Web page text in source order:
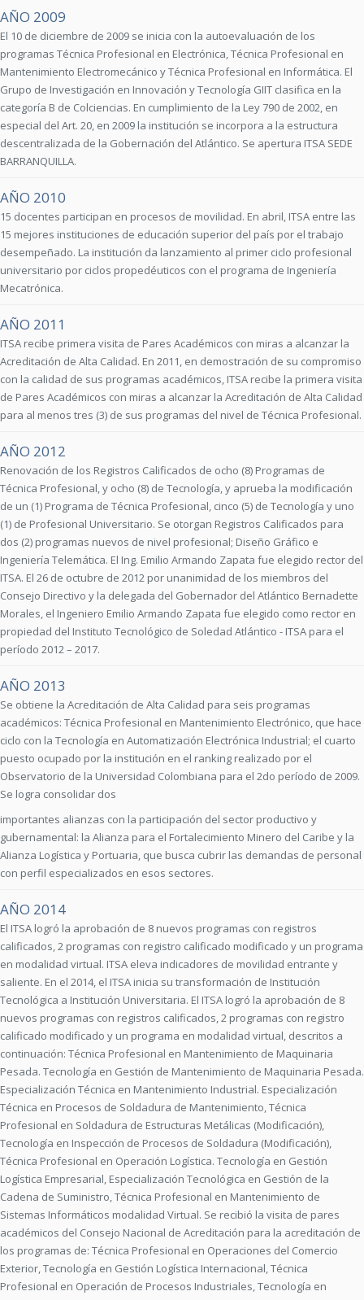
AÑO 2009
El 10 de diciembre de 2009 se inicia con la autoevaluación de los
programas Técnica Profesional en Electrónica, Técnica Profesional en
Mantenimiento Electromecánico y Técnica Profesional en Informática. El
Grupo de Investigación en Innovación y Tecnología GIIT clasifica en la
categoría B de Colciencias. En cumplimiento de la Ley 790 de 2002, en
especial del Art. 20, en 2009 la institución se incorpora a la estructura
descentralizada de la Gobernación del Atlántico. Se apertura ITSA SEDE
BARRANQUILLA.
AÑO 2010
15 docentes participan en procesos de movilidad. En abril, ITSA entre las
15 mejores instituciones de educación superior del país por el trabajo
desempeñado. La institución da lanzamiento al primer ciclo profesional
universitario por ciclos propedéuticos con el programa de Ingeniería
Mecatrónica.
AÑO 2011
ITSA recibe primera visita de Pares Académicos con miras a alcanzar la
Acreditación de Alta Calidad. En 2011, en demostración de su compromiso
con la calidad de sus programas académicos, ITSA recibe la primera visita
de Pares Académicos con miras a alcanzar la Acreditación de Alta Calidad
para al menos tres (3) de sus programas del nivel de Técnica Profesional.
AÑO 2012
Renovación de los Registros Calificados de ocho (8) Programas de
Técnica Profesional, y ocho (8) de Tecnología, y aprueba la modificación
de un (1) Programa de Técnica Profesional, cinco (5) de Tecnología y uno
(1) de Profesional Universitario. Se otorgan Registros Calificados para
dos (2) programas nuevos de nivel profesional; Diseño Gráfico e
Ingeniería Telemática. El Ing. Emilio Armando Zapata fue elegido rector del
ITSA. El 26 de octubre de 2012 por unanimidad de los miembros del
Consejo Directivo y la delegada del Gobernador del Atlántico Bernadette
Morales, el Ingeniero Emilio Armando Zapata fue elegido como rector en
propiedad del Instituto Tecnológico de Soledad Atlántico - ITSA para el
período 2012 – 2017.
AÑO 2013
Se obtiene la Acreditación de Alta Calidad para seis programas
académicos: Técnica Profesional en Mantenimiento Electrónico, que hace
ciclo con la Tecnología en Automatización Electrónica Industrial; el cuarto
puesto ocupado por la institución en el ranking realizado por el
Observatorio de la Universidad Colombiana para el 2do período de 2009.
Se logra consolidar dos
importantes alianzas con la participación del sector productivo y
gubernamental: la Alianza para el Fortalecimiento Minero del Caribe y la
Alianza Logística y Portuaria, que busca cubrir las demandas de personal
con perfil especializados en esos sectores.
AÑO 2014
El ITSA logró la aprobación de 8 nuevos programas con registros
calificados, 2 programas con registro calificado modificado y un programa
en modalidad virtual. ITSA eleva indicadores de movilidad entrante y
saliente. En el 2014, el ITSA inicia su transformación de Institución
Tecnológica a Institución Universitaria. El ITSA logró la aprobación de 8
nuevos programas con registros calificados, 2 programas con registro
calificado modificado y un programa en modalidad virtual, descritos a
continuación: Técnica Profesional en Mantenimiento de Maquinaria
Pesada. Tecnología en Gestión de Mantenimiento de Maquinaria Pesada.
Especialización Técnica en Mantenimiento Industrial. Especialización
Técnica en Procesos de Soldadura de Mantenimiento, Técnica
Profesional en Soldadura de Estructuras Metálicas (Modificación),
Tecnología en Inspección de Procesos de Soldadura (Modificación),
Técnica Profesional en Operación Logística. Tecnología en Gestión
Logística Empresarial, Especialización Tecnológica en Gestión de la
Cadena de Suministro, Técnica Profesional en Mantenimiento de
Sistemas Informáticos modalidad Virtual. Se recibió la visita de pares
académicos del Consejo Nacional de Acreditación para la acreditación de
los programas de: Técnica Profesional en Operaciones del Comercio
Exterior, Tecnología en Gestión Logística Internacional, Técnica
Profesional en Operación de Procesos Industriales, Tecnología en